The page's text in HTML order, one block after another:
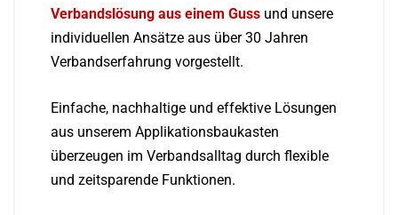
Verbandslösung aus einem Guss und unsere
individuellen Ansätze aus über 30 Jahren
Verbandserfahrung vorgestellt.
Einfache, nachhaltige und effektive Lösungen
aus unserem Applikationsbaukasten
überzeugen im Verbandsalltag durch flexible
und zeitsparende Funktionen.